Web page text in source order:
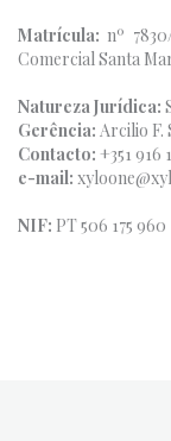
Matrícula: nº
Comercial Santa
Natureza Jurídica:
Gerência: Arcilio F.
Contacto: +351 916
e-mail:
NIF: PT 506 175 960